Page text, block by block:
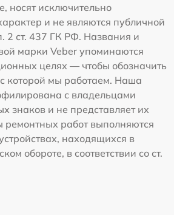
носят исключительно
и не являются публичной
2 ст. 437 ГК РФ. Названия и
марки Veber упоминаются
целях — чтобы обозначить
которой мы работаем. Наша
с владельцами
знаков и не представляет их
ремонтных работ выполняются
находящихся в
обороте, в соответствии со ст.